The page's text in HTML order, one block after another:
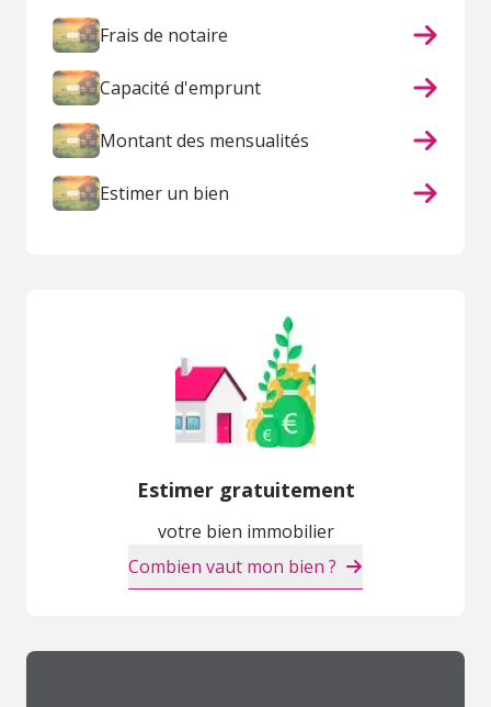
Frais de notaire
Capacité d'emprunt
Montant des mensualités
Estimer un bien
Estimer gratuitement
votre bien immobilier
Combien vaut mon bien ?